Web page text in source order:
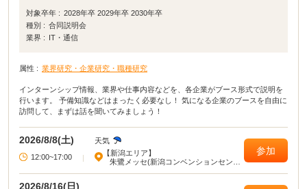
対象卒年 : 2028年卒 2029年卒 2030年卒
種別 : 合同説明会
業界 :
IT・通信
属性 : 業界研究・企業研究・職種研究
インターンシップ情報、業界や仕事内容などを、各企業がブース形式で説明を
行います。 予備知識などはまったく必要なし！ 気になる企業のブースを自由に
訪問して、まずは話を聞いてみましょう！
2026/8/8(土)
天気
12:00~17:00
|
【新潟エリア】
朱鷺メッセ(新潟コンベンションセンタ
参加
2026/8/16(日)